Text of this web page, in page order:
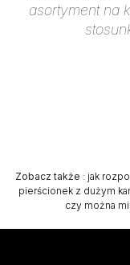
asortyment na
Zobacz także : jak
pierścionek z dużym
czy można